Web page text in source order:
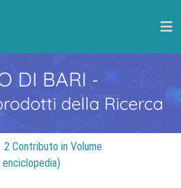
DI BARI -
della Ricerca
2 Contributo in Volume